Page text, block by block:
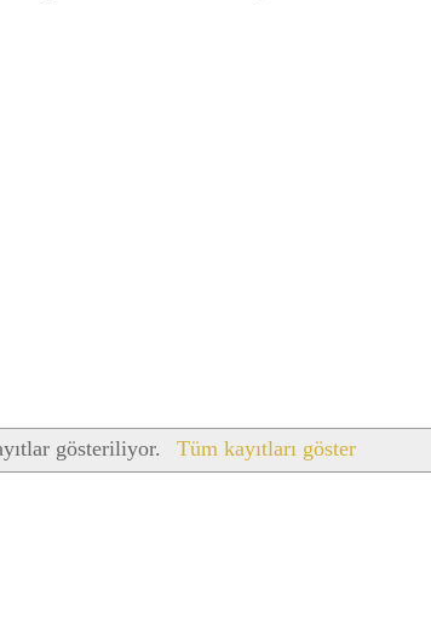
gösteriliyor. Tüm kayıtları göster